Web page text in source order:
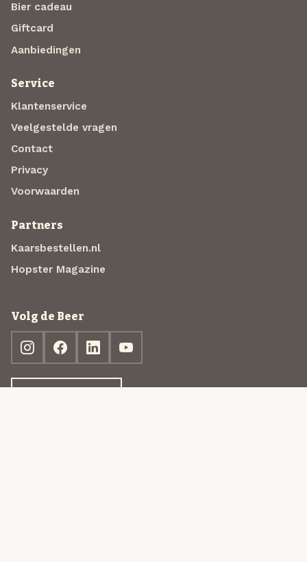
Bier cadeau
Giftcard
Aanbiedingen
Service
Klantenservice
Veelgestelde vragen
Contact
Privacy
Voorwaarden
Partners
Kaarsbestellen.nl
Hopster Magazine
Volg de Beer